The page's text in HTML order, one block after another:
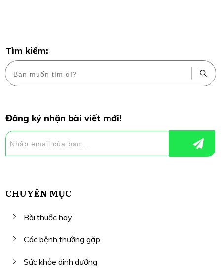
Tìm kiếm:
Đăng ký nhận bài viết mới!
CHUYÊN MỤC
Bài thuốc hay
Các bệnh thường gặp
Sức khỏe dinh dưỡng